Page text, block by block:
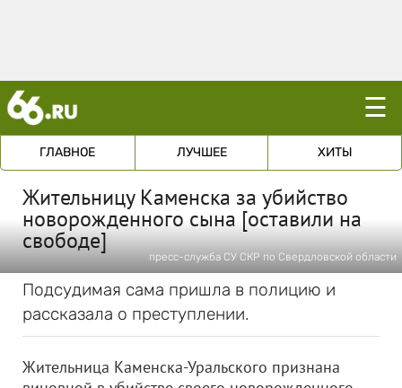
☰
ГЛАВНОЕ ЛУЧШЕЕ ХИТЫ
Жительницу Каменска за убийство
новорожденного сына [оставили на
свободе]
пресс-служба СУ СКР по Свердловской области
Подсудимая сама пришла в полицию и
рассказала о преступлении.
Жительница Каменска-Уральского признана